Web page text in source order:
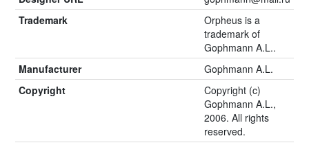
Trademark
Orpheus is a
trademark of
Gophmann A.L..
Manufacturer
Gophmann A.L.
Copyright
Copyright (c)
Gophmann A.L.,
2006. All rights
reserved.